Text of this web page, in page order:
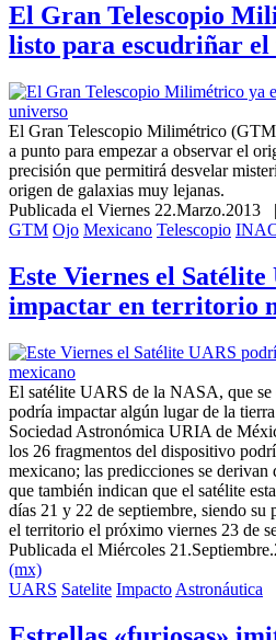
El Gran Telescopio
listo para escudriñar el
El Gran Telescopio Milimétrico
a punto para empezar a observar el
precisión que permitirá desvelar
origen de galaxias muy lejanas.
Publicada el Viernes 22.Marzo.2013 |
GTM Ojo Mexicano Telescopio
Este Viernes el
impactar en territorio
El satélite UARS de la NASA, que se
podría impactar algún lugar de la
Sociedad Astronómica URIA de
los 26 fragmentos del dispositivo
mexicano; las predicciones se
que también indican que el satélite
días 21 y 22 de septiembre, siendo su
el territorio el próximo viernes 23 de
Publicada el Miércoles
(mx)
UARS Satelite Impacto Astronáutica